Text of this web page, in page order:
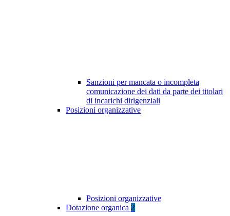
Sanzioni per mancata o incompleta
comunicazione dei dati da parte dei titolari
di incarichi dirigenziali
Posizioni organizzative
Posizioni organizzative
Dotazione organica 2